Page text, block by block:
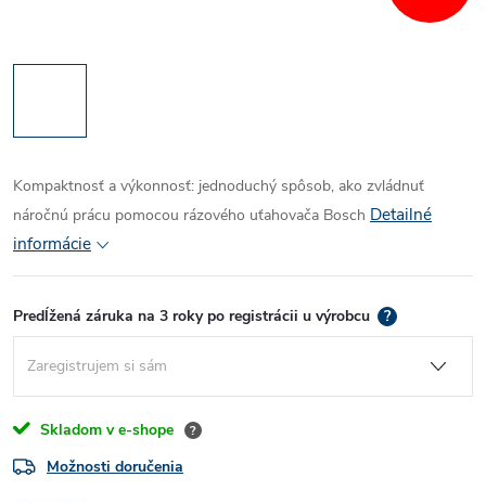
Kompaktnosť a výkonnosť: jednoduchý spôsob, ako zvládnuť
náročnú prácu pomocou rázového uťahovača Bosch Detailné
informácie
Predĺžená záruka na 3 roky po registrácii u výrobcu ?
Skladom v e-shope ?
Možnosti doručenia